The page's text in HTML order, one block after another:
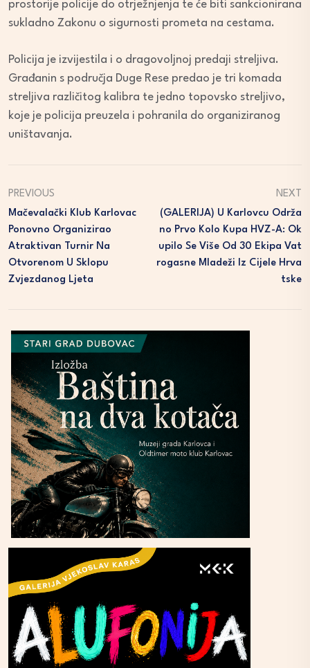
prostorije policije do otrježnjenja te će biti sankcionirana
sukladno Zakonu o sigurnosti prometa na cestama.
Policija je izvijestila i o dragovoljnoj predaji streljiva.
Građanin s područja Duge Rese predao je tri komada
streljiva različitog kalibra te jedno topovsko streljivo,
koje je policija preuzela i pohranila do organiziranog
uništavanja.
PREVIOUS
Mačevalački Klub Karlovac
Ponovno Organizirao
Atraktivan Turnir Na
Otvorenom U Sklopu
Zvjezdanog Ljeta
NEXT
(GALERIJA) U Karlovcu Održa
No Prvo Kolo Kupa HVZ-A: Ok
Upilo Se Više Od 30 Ekipa Vat
Rogasne Mladeži Iz Cijele Hrva
Tske